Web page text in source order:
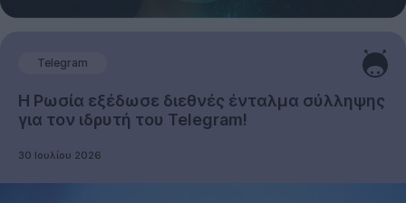
Telegram
Η Ρωσία εξέδωσε διεθνές ένταλμα σύλληψης
για τον ιδρυτή του Telegram!
30 Ιουλίου 2026